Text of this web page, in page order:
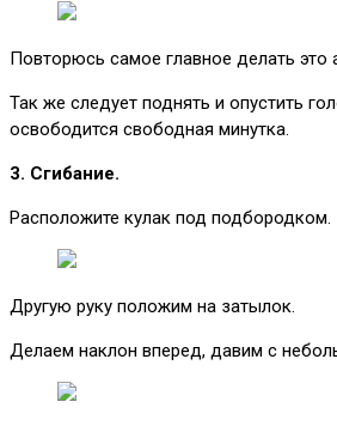
Повторюсь самое главное делать это
Так же следует поднять и опустить
освободится свободная минутка.
3. Сгибание.
Расположите кулак под подбородком.
Другую руку положим на затылок.
Делаем наклон вперед, давим с